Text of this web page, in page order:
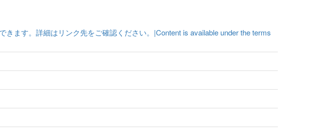
ます。詳細はリンク先をご確認ください。|Content is available under the terms